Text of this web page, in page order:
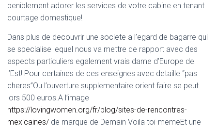
peniblement adorer les services de votre cabine en tenant
courtage domestique!
Dans plus de decouvrir une societe a l’egard de bagarre qui
se specialise lequel nous va mettre de rapport avec des
aspects particuliers egalement vrais dame d’Europe de
l’Est! Pour certaines de ces enseignes avec detaille “pas
cheres”Ou l’ouverture supplementaire orient faire se peut
lors 500 euros.A l’image
https://lovingwomen.org/fr/blog/sites-de-rencontres-
mexicaines/ de marque de Demain Voila toi-memeEt une